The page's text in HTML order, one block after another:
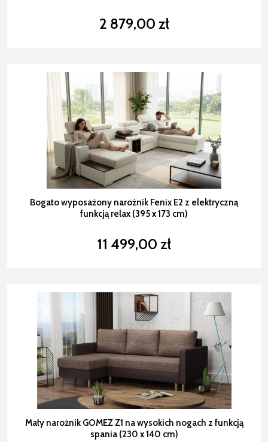
2 879,00 zł
Bogato wyposażony narożnik Fenix E2 z elektryczną
funkcją relax (395 x 173 cm)
11 499,00 zł
Mały narożnik GOMEZ Z1 na wysokich nogach z funkcją
spania (230 x 140 cm)